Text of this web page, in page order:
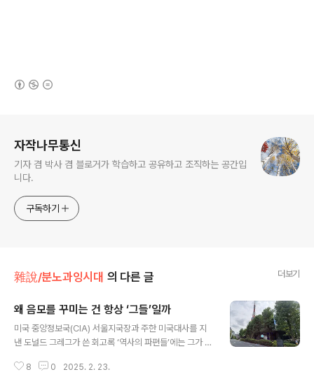
자작나무통신
기자 겸 박사 겸 블로거가 학습하고 공유하고 조직하는 공간입
니다.
구독하기
雜說/분노과잉시대 의 다른 글 더보기
왜 음모를 꾸미는 건 항상 ‘그들’일까
미국 중앙정보국(CIA) 서울지국장과 주한 미국대사를 지
낸 도널드 그레그가 쓴 회고록 ‘역사의 파편들’에는 그가 1
대처가 늦었던 것에 사과한다”고 말하는 장면이 등장한다.
8 0 2025. 2. 23.